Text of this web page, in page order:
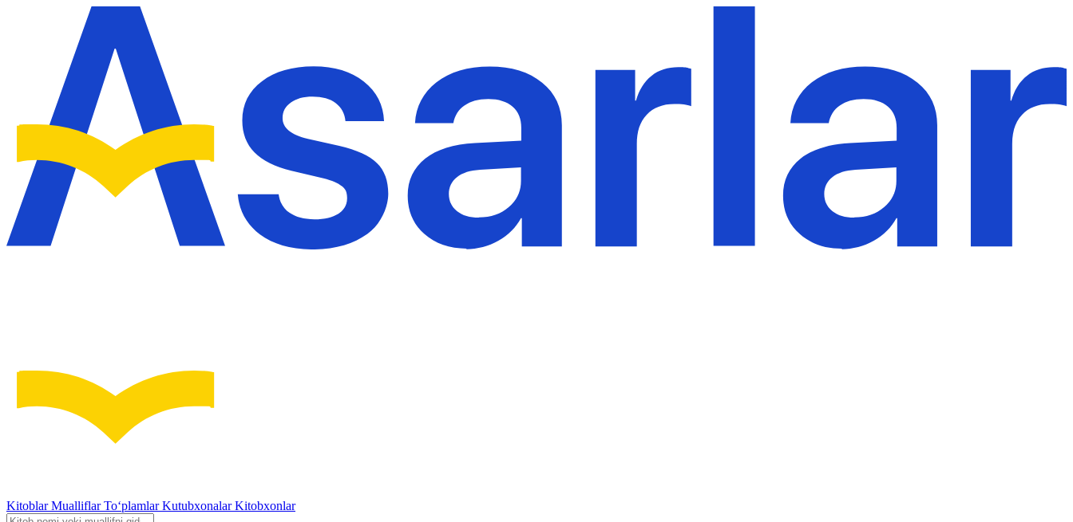
KitoblarMualliflarTo‘plamlarKutubxonalarKitobxonlar